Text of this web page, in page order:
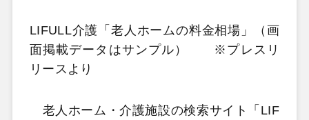
LIFULL介護「老人ホームの料金相場」（画
面掲載データはサンプル） ※プレスリ
リースより
老人ホーム・介護施設の検索サイト「LIF